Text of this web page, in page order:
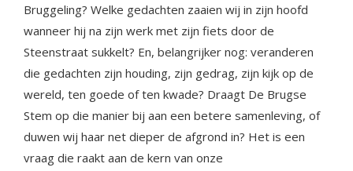
Bruggeling? Welke gedachten zaaien wij in zijn hoofd
wanneer hij na zijn werk met zijn fiets door de
Steenstraat sukkelt? En, belangrijker nog: veranderen
die gedachten zijn houding, zijn gedrag, zijn kijk op de
wereld, ten goede of ten kwade? Draagt De Brugse
Stem op die manier bij aan een betere samenleving, of
duwen wij haar net dieper de afgrond in? Het is een
vraag die raakt aan de kern van onze